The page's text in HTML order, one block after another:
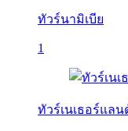
ทัวร์นามิเบีย
1
ทัวร์เนเธอร์แลน